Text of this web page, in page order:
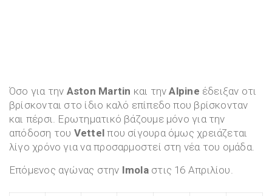
Όσο για την Aston Martin και τηνAlpine έδειξαν οτι
βρίσκονται στο ίδιο καλό επίπεδο που βρίσκονταν
και πέρσι. Ερωτηματικό βάζουμε μόνο για την
απόδοση του Vettel που σίγουρα όμως χρειάζεται
λίγο χρόνο για να προσαρμοστεί στη νέα του ομάδα.
Επόμενος αγώνας στην Imolaστις 16 Απριλίου.